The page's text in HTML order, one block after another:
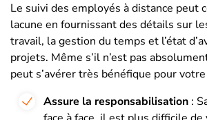
Le suivi des employés à distance peut
lacune en fournissant des détails sur
travail, la gestion du temps et l’état
projets. Même s’il n’est pas
peut s’avérer très bénéfique pour
Assure la responsabilisation :